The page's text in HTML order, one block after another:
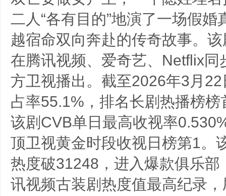
二人“各有目的”地演了一场假
越宿命双向奔赴的传奇故事。
在腾讯视频、爱奇艺、Netflix同
方卫视播出。截至2026年3月
占率55.1%，排名长剧热播榜
该剧CVB单日最高收视率
顶卫视黄金时段收视日榜第1。
热度破31248，进入爆款俱乐
讯视频古装剧热度值最高纪录